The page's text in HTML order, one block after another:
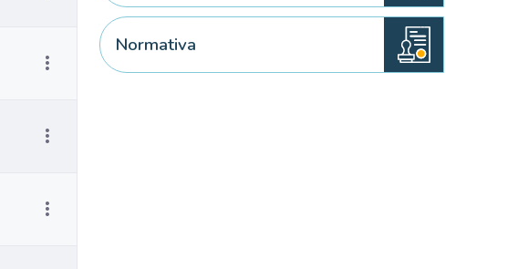
Normativa